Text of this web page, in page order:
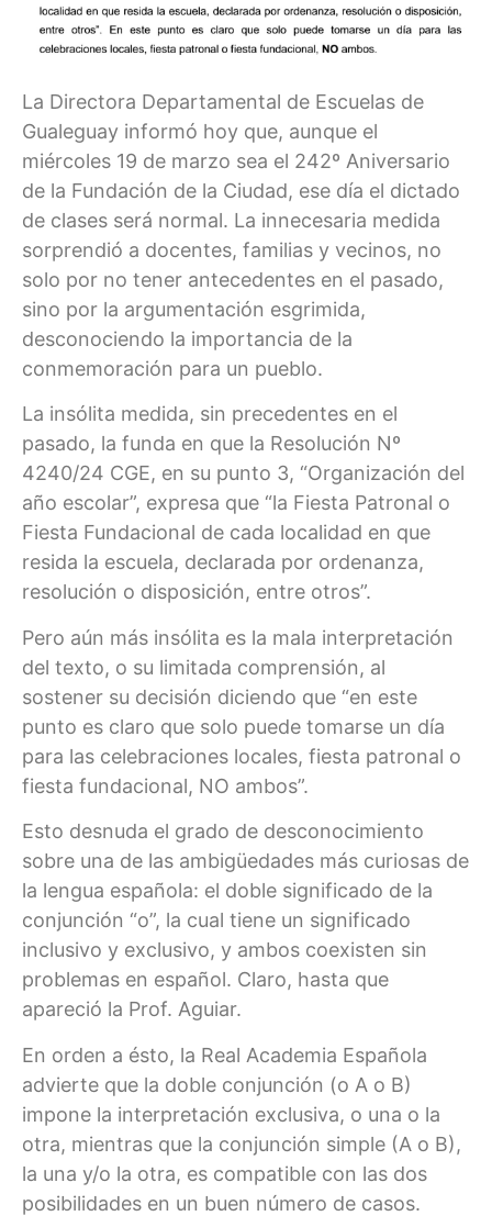
La Directora Departamental de Escuelas de
Gualeguay informó hoy que, aunque el
miércoles 19 de marzo sea el 242º Aniversario
de la Fundación de la Ciudad, ese día el dictado
de clases será normal. La innecesaria medida
sorprendió a docentes, familias y vecinos, no
solo por no tener antecedentes en el pasado,
sino por la argumentación esgrimida,
desconociendo la importancia de la
conmemoración para un pueblo.
La insólita medida, sin precedentes en el
pasado, la funda en que la Resolución Nº
4240/24 CGE, en su punto 3, “Organización del
año escolar”, expresa que “la Fiesta Patronal o
Fiesta Fundacional de cada localidad en que
resida la escuela, declarada por ordenanza,
resolución o disposición, entre otros”.
Pero aún más insólita es la mala interpretación
del texto, o su limitada comprensión, al
sostener su decisión diciendo que “en este
punto es claro que solo puede tomarse un día
para las celebraciones locales, fiesta patronal o
fiesta fundacional, NO ambos”.
Esto desnuda el grado de desconocimiento
sobre una de las ambigüedades más curiosas de
la lengua española: el doble significado de la
conjunción “o”, la cual tiene un significado
inclusivo y exclusivo, y ambos coexisten sin
problemas en español. Claro, hasta que
apareció la Prof. Aguiar.
En orden a ésto, la Real Academia Española
advierte que la doble conjunción (o A o B)
impone la interpretación exclusiva, o una o la
otra, mientras que la conjunción simple (A o B),
la una y/o la otra, es compatible con las dos
posibilidades en un buen número de casos.